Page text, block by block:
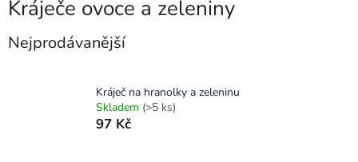
Kráječe ovoce a zeleniny
Nejprodávanější
Kráječ na hranolky a zeleninu
Skladem (>5 ks)
97 Kč